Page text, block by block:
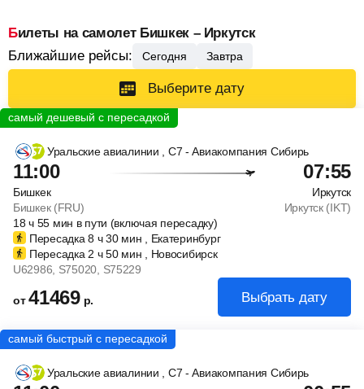
Билеты на самолет Бишкек – Иркутск
Ближайшие рейсы:
Сегодня Завтра
Выберите дату
Уральские авиалинии , С7 - Авиакомпания Сибирь
11:00 07:55
Бишкек
Иркутск
Бишкек (FRU)
Иркутск (IKT)
18ч55 мин в пути (включая пересадку)
Пересадка 8 ч30 мин , Екатеринбург
Пересадка 2 ч50 мин , Новосибирск
U62986 , S75020 , S75229
от41469 р. Выбрать дату
Уральские авиалинии , С7 - Авиакомпания Сибирь